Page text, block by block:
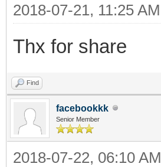
2018-07-21, 11:25 AM
Thx for share
Find
facebookkk
Senior Member
2018-07-22, 06:10 AM